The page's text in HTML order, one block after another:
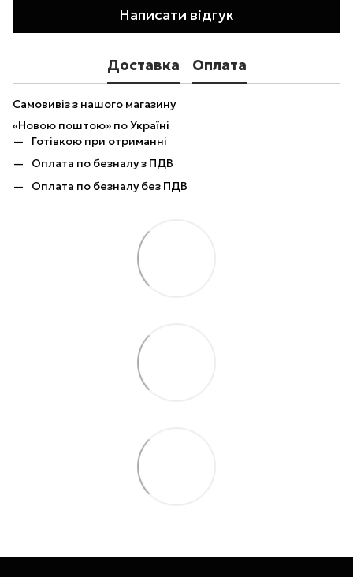
Написати відгук
Доставка Оплата
Самовивіз з нашого магазину
«Новою поштою» по Україні
Готівкою при отриманні
Оплата по безналу з ПДВ
Оплата по безналу без ПДВ